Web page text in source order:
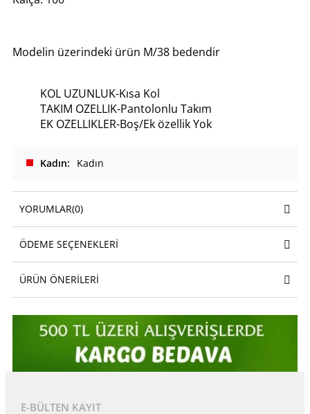
Modelin üzerindeki ürün M/38 bedendir
KOL UZUNLUK-Kısa Kol
TAKIM OZELLIK-Pantolonlu Takım
EK OZELLIKLER-Boş/Ek özellik Yok
Kadın Kadın
YORUMLAR(0)
ÖDEME SEÇENEKLERI
ÜRÜN ÖNERILERI
E-BÜLTEN KAYIT